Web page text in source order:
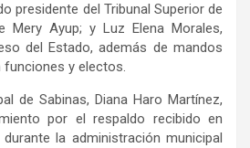
presidente del Tribunal Superior de
Mery Ayup; y Luz Elena Morales,
del Estado, además de mandos
funciones y electos.
de Sabinas, Diana Haro Martínez,
por el respaldo recibido en
la administración municipal